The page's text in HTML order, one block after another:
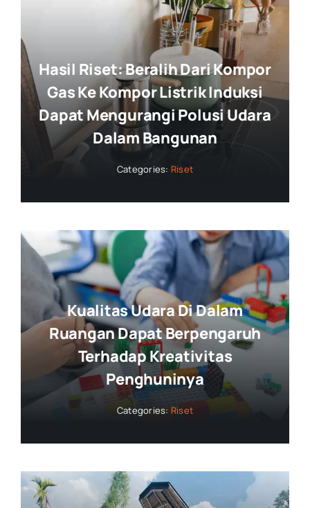
Hasil Riset: Beralih Dari Kompor
Gas Ke Kompor Listrik Induksi
Dapat Mengurangi Polusi Udara
Dalam Bangunan
Categories: Riset
Kualitas Udara Di Dalam
Ruangan Dapat Berpengaruh
Terhadap Kreativitas
Penghuninya
Categories: Riset